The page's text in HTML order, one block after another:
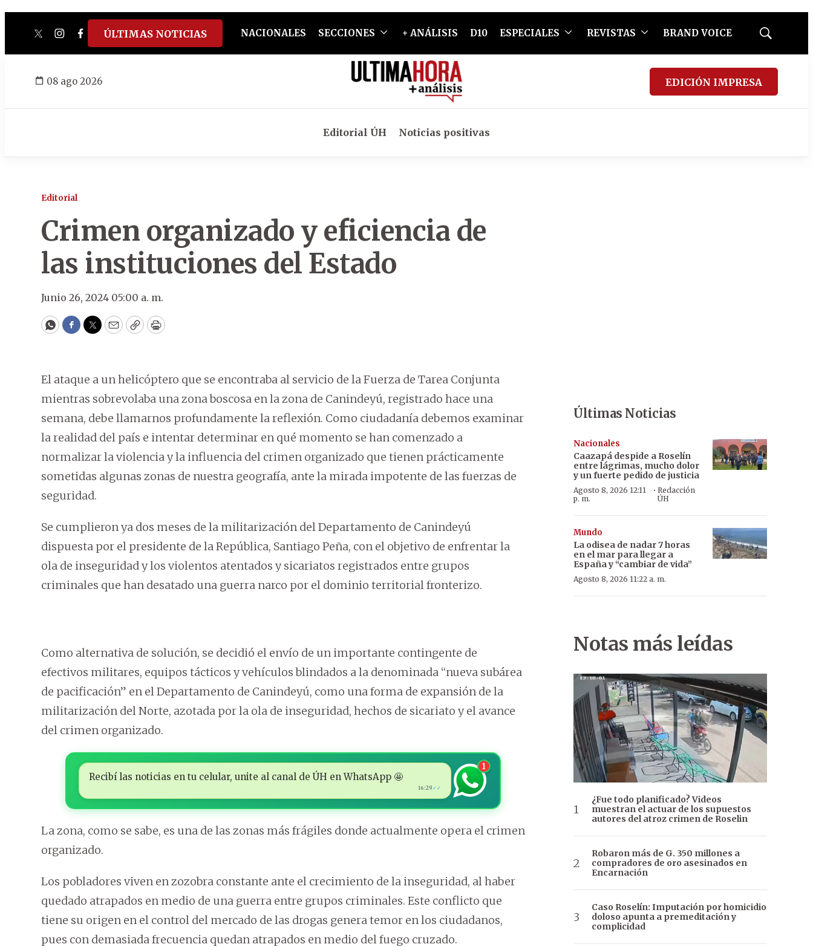
twitterinstagram
facebook
tiktokyoutube
spotify
ÚLTIMAS NOTICIAS NACIONALES SECCIONES + ANÁLISIS D10 ESPECIALES REVISTAS BRAND VOICE
Mostrar
08 ago 2026 EDICIÓN IMPRESA
Editorial ÚH Noticias positivas
Editorial
Crimen organizado y eficiencia de
las instituciones del Estado
Junio 26, 2024 05:00 a. m.
WhatsApp
Facebook
Twitter
EmailCopyPrint
El ataque a un helicóptero que se encontraba al servicio de la Fuerza de Tarea Conjunta
mientras sobrevolaba una zona boscosa en la zona de Canindeyú, registrado hace una
semana, debe llamarnos profundamente la reflexión. Como ciudadanía debemos examinar
la realidad del país e intentar determinar en qué momento se han comenzado a
normalizar la violencia y la influencia del crimen organizado que tienen prácticamente
sometidas algunas zonas de nuestra geografía, ante la mirada impotente de las fuerzas de
seguridad.
Se cumplieron ya dos meses de la militarización del Departamento de Canindeyú
dispuesta por el presidente de la República, Santiago Peña, con el objetivo de enfrentar la
ola de inseguridad y los violentos atentados y sicariatos registrados entre grupos
criminales que han desatado una guerra narco por el dominio territorial fronterizo.
Como alternativa de solución, se decidió el envío de un importante contingente de
efectivos militares, equipos tácticos y vehículos blindados a la denominada “nueva subárea
de pacificación” en el Departamento de Canindeyú, como una forma de expansión de la
militarización del Norte, azotada por la ola de inseguridad, hechos de sicariato y el avance
del crimen organizado.
Recibí las noticias en tu celular, unite al canal de ÚH en WhatsApp 🤩
16:29 ✓✓
1
La zona, como se sabe, es una de las zonas más frágiles donde actualmente opera el crimen
organizado.
Los pobladores viven en zozobra constante ante el crecimiento de la inseguridad, al haber
quedado atrapados en medio de una guerra entre grupos criminales. Este conflicto que
tiene su origen en el control del mercado de las drogas genera temor en los ciudadanos,
pues con demasiada frecuencia quedan atrapados en medio del fuego cruzado.
Últimas Noticias
Nacionales
Caazapá despide a Roselín
entre lágrimas, mucho dolor
y un fuerte pedido de justicia
Agosto 8, 2026 12:11
p. m.
· Redacción
ÚH
Mundo
La odisea de nadar 7 horas
en el mar para llegar a
España y “cambiar de vida”
Agosto 8, 2026 11:22 a. m.
Notas más leídas
¿Fue todo planificado? Videos
muestran el actuar de los supuestos
autores del atroz crimen de Roselin
Robaron más de G. 350 millones a
compradores de oro asesinados en
Encarnación
Caso Roselín: Imputación por homicidio
doloso apunta a premeditación y
complicidad